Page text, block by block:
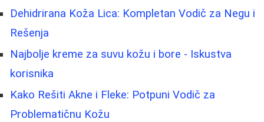
Dehidrirana Koža Lica: Kompletan Vodič za Negu i
Rešenja
Najbolje kreme za suvu kožu i bore - Iskustva
korisnika
Kako Rešiti Akne i Fleke: Potpuni Vodič za
Problematičnu Kožu